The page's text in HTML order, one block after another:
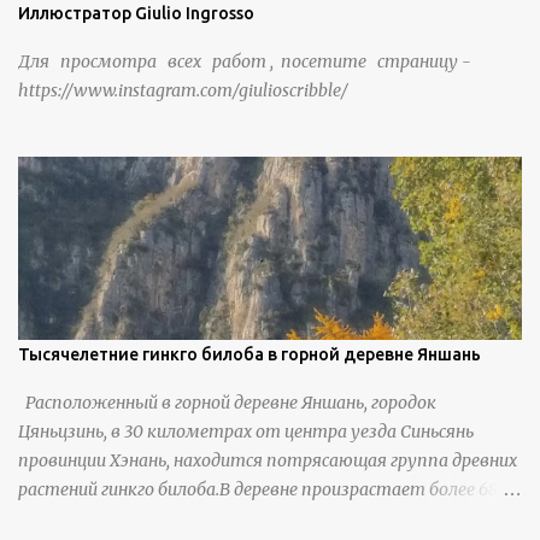
Иллюстратор Giulio Ingrosso
Для просмотра всех работ , посетите страницу -
https://www.instagram.com/giulioscribble/
Тысячелетние гинкго билоба в горной деревне Яншань
Расположенный в горной деревне Яншань, городок
Цяньцзинь, в 30 километрах от центра уезда Синьсянь
провинции Хэнань, находится потрясающая группа древних
растений гинкго билоба.В деревне произрастает более 6800